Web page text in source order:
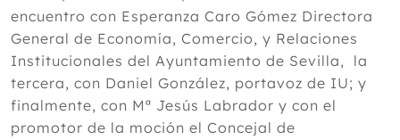
encuentro con Esperanza Caro Gómez Directora
General de Economía, Comercio, y Relaciones
Institucionales del Ayuntamiento de Sevilla, la
tercera, con Daniel González, portavoz de IU; y
finalmente, con Mª Jesús Labrador y con el
promotor de la moción el Concejal de